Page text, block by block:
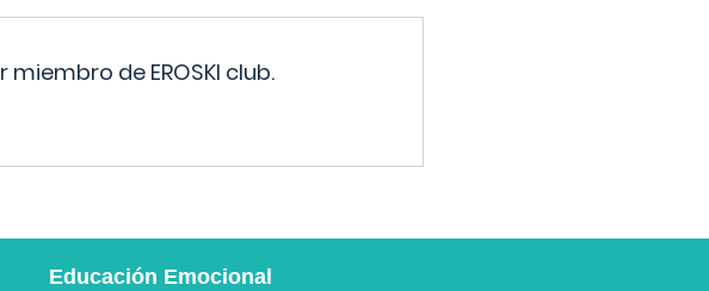
de EROSKI club.
Educación Emocional